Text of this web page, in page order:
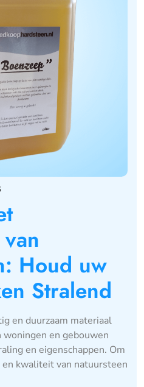
Houd uw
Stralend
en duurzaam materiaal
en gebouwen
en eigenschappen. Om
kwaliteit van natuursteen